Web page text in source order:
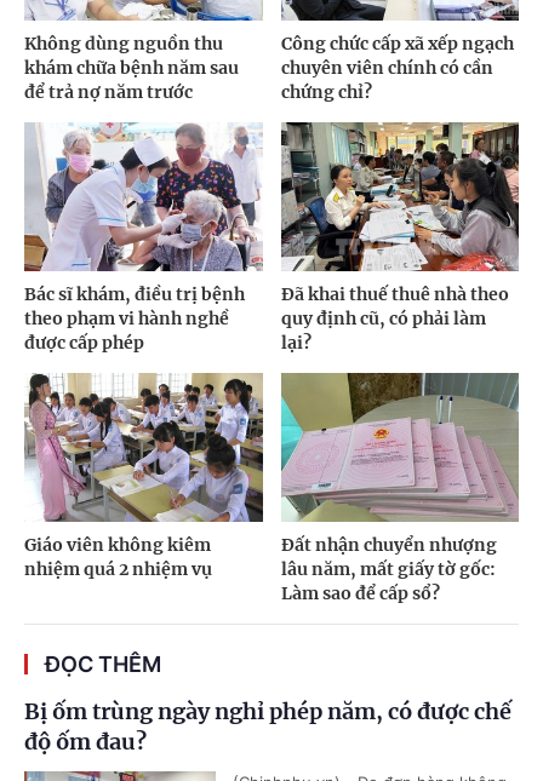
Không dùng nguồn thu
khám chữa bệnh năm sau
để trả nợ năm trước
Công chức cấp xã xếp ngạch
chuyên viên chính có cần
chứng chỉ?
Bác sĩ khám, điều trị bệnh
theo phạm vi hành nghề
được cấp phép
Đã khai thuế thuê nhà theo
quy định cũ, có phải làm
lại?
Giáo viên không kiêm
nhiệm quá 2 nhiệm vụ
Đất nhận chuyển nhượng
lâu năm, mất giấy tờ gốc:
Làm sao để cấp sổ?
ĐỌC THÊM
Bị ốm trùng ngày nghỉ phép năm, có được chế
độ ốm đau?